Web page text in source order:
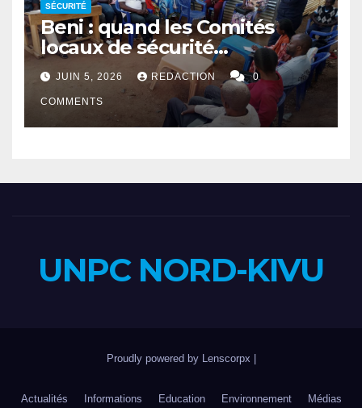
SÉCURITÉ
Beni : quand les Comités
locaux de sécurité
rapprochent autorités et
population
JUIN 5, 2026 REDACTION 0
COMMENTS
UNPC NORD-KIVU
Proudly powered by Lenscorpx
Actualités Informations Education Environnement Médias